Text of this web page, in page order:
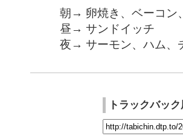
朝→ 卵焼き、ベーコン
昼→ サンドイッチ
夜→ サーモン、ハム、
トラックバッ